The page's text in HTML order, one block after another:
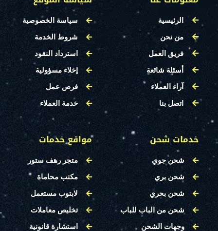
الرئيسية
من نحن
فريق العمل
أسئلة شائعة
آراء العملاء
اتصل بنا
سياسة الخصوصية
شروط الخدمة
استرداد النقود
إخلاء مسؤولية
فرص عمل
خدمة العملاء
خدمات شحن
شحن جوي
شحن بري
شحن بحري
شحن من الباب للباب
وجهات الشحن
مواقع خدمات
متجر رهف ستور
مكتب محاماة
لابتوب مستعمل
تخليص معاملات
استشارة قانونية